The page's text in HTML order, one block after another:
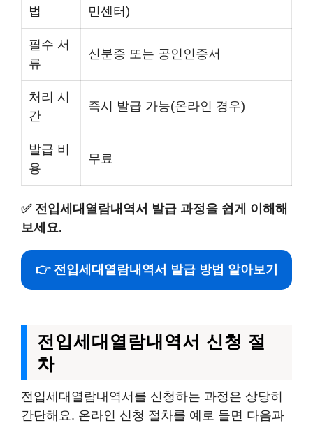
법
민센터)
필수 서
류
신분증 또는 공인인증서
처리 시
간
즉시 발급 가능(온라인 경우)
발급 비
용
무료
✅ 전입세대열람내역서 발급 과정을 쉽게 이해해
보세요.
👉 전입세대열람내역서 발급 방법 알아보기
전입세대열람내역서 신청 절
차
전입세대열람내역서를 신청하는 과정은 상당히
간단해요. 온라인 신청 절차를 예로 들면 다음과